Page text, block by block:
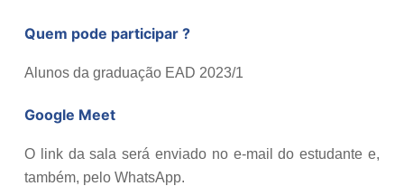
Quem pode participar ?
Alunos da graduação EAD 2023/1
Google Meet
O link da sala será enviado no e-mail do estudante e,
também, pelo WhatsApp.